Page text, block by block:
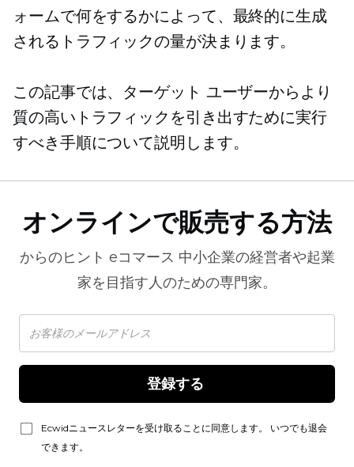
ォームで何をするかによって、最終的に生成
されるトラフィックの量が決まります。
この記事では、ターゲット ユーザーからより
質の高いトラフィックを引き出すために実行
すべき手順について説明します。
オンラインで販売する方法
からのヒント eコマース 中小企業の経営者や起業
家を目指す人のための専門家。
Ecwidニュースレターを受け取ることに同意します。 いつでも退会
できます。